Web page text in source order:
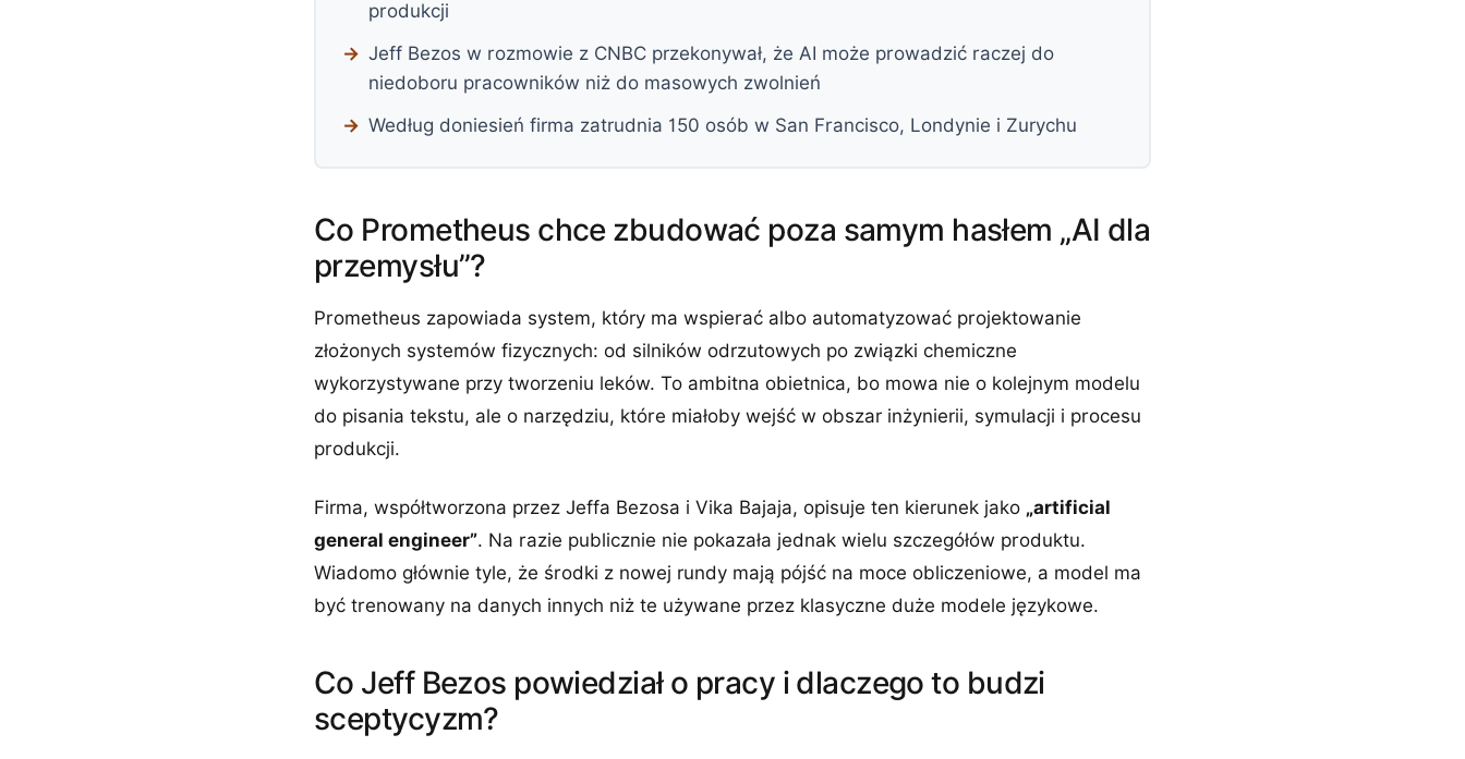
produkcji
Jeff Bezos w rozmowie z CNBC przekonywał, że AI może prowadzić raczej do
niedoboru pracowników niż do masowych zwolnień
Według doniesień firma zatrudnia 150 osób w San Francisco, Londynie i Zurychu
Co Prometheus chce zbudować poza samym hasłem „AI dla
przemysłu”?
Prometheus zapowiada system, który ma wspierać albo automatyzować projektowanie
złożonych systemów fizycznych: od silników odrzutowych po związki chemiczne
wykorzystywane przy tworzeniu leków. To ambitna obietnica, bo mowa nie o kolejnym modelu
do pisania tekstu, ale o narzędziu, które miałoby wejść w obszar inżynierii, symulacji i procesu
produkcji.
Firma, współtworzona przez Jeffa Bezosa i Vika Bajaja, opisuje ten kierunek jako „artificial
general engineer”. Na razie publicznie nie pokazała jednak wielu szczegółów produktu.
Wiadomo głównie tyle, że środki z nowej rundy mają pójść na moce obliczeniowe, a model ma
być trenowany na danych innych niż te używane przez klasyczne duże modele językowe.
Co Jeff Bezos powiedział o pracy i dlaczego to budzi
sceptycyzm?